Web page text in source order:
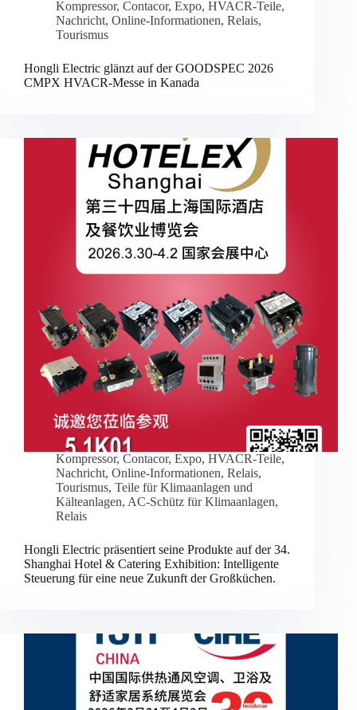
Kompressor, Contacor, Expo, HVACR-Teile,
Nachricht, Online-Informationen, Relais,
Tourismus
Hongli Electric glänzt auf der GOODSPEC 2026
CMPX HVACR-Messe in Kanada
Kompressor, Contacor, Expo, HVACR-Teile,
Nachricht, Online-Informationen, Relais,
Tourismus, Teile für Klimaanlagen und
Kälteanlagen, AC-Schütz für Klimaanlagen,
Relais
Hongli Electric präsentiert seine Produkte auf der 34.
Shanghai Hotel & Catering Exhibition: Intelligente
Steuerung für eine neue Zukunft der Großküchen.